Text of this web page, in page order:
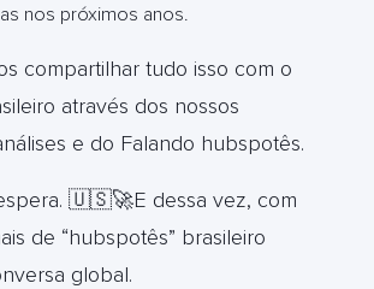
nos próximos anos.
compartilhar tudo isso com o
através dos nossos
e do Falando hubspotês.
🇺🇸🚀E dessa vez, com
de “hubspotês” brasileiro
global.